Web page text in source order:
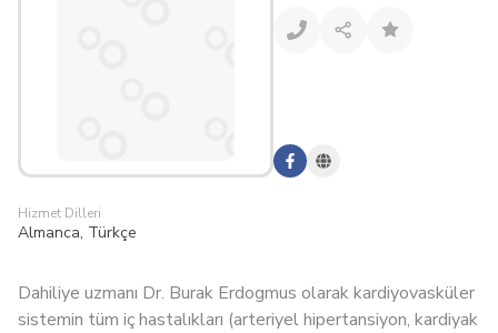
Hizmet Dilleri
Almanca, Türkçe
Dahiliye uzmanı Dr. Burak Erdogmus olarak kardiyovasküler
sistemin tüm iç hastalıkları (arteriyel hipertansiyon, kardiyak